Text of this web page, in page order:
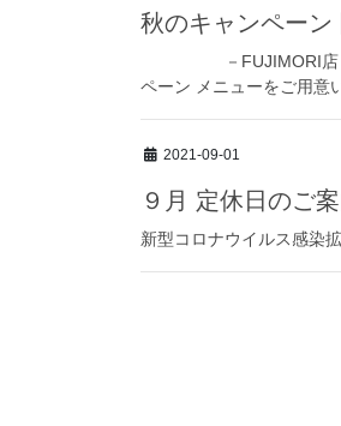
秋のキャンペーン
－FUJIMORI店・
ペーン メニューをご用意
2021-09-01
９月 定休日のご
新型コロナウイルス感染